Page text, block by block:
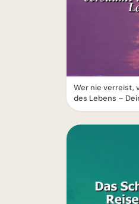
Wer nie verreist,
des Lebens –